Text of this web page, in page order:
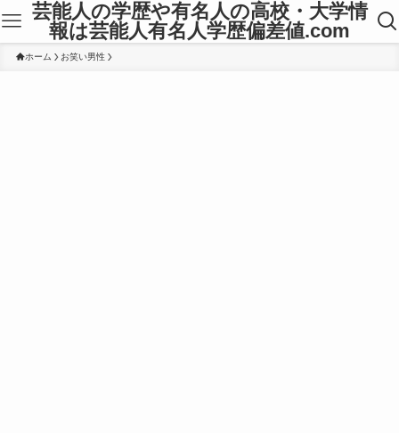
芸能人の学歴や有名人の高校・大学情
報は芸能人有名人学歴偏差値.com
ホーム お笑い男性